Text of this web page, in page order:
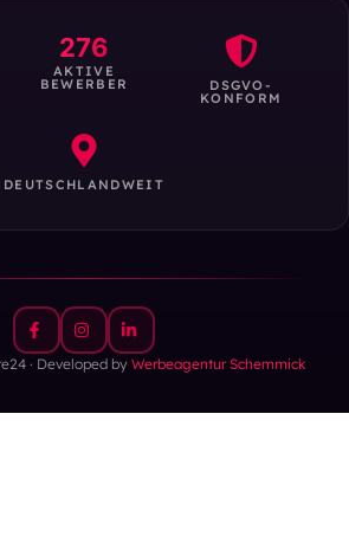
276
AKTIVE
BEWERBER DSGVO-
KONFORM
DEUTSCHLANDWEIT
· Developed byWerbeagentur Schemmick